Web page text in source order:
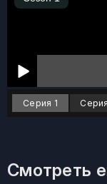
Серия 1
Смотреть